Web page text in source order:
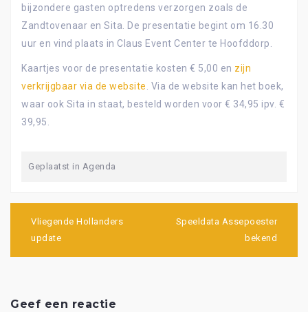
bijzondere gasten optredens verzorgen zoals de
Zandtovenaar en Sita. De presentatie begint om 16.30
uur en vind plaats in Claus Event Center te Hoofddorp.
Kaartjes voor de presentatie kosten € 5,00 en zijn
verkrijgbaar via de website. Via de website kan het boek,
waar ook Sita in staat, besteld worden voor € 34,95 ipv. €
39,95.
Geplaatst in Agenda
navigatie
Vliegende Hollanders
update
Speeldata Assepoester
bekend
Geef een reactie